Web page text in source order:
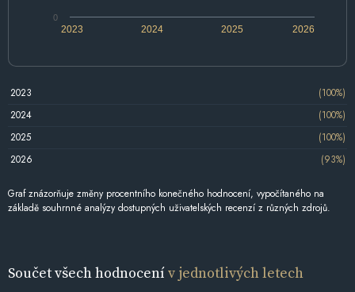
2024 2026
2023 2025
0
2023
(100%)
2024
(100%)
2025
(100%)
2026
(93%)
Graf znázorňuje změny procentního konečného hodnocení, vypočítaného na
základě souhrnné analýzy dostupných uživatelských recenzí z různých zdrojů.
Součet všech hodnocenív jednotlivých letech